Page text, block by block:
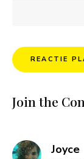
Join the
Joyce